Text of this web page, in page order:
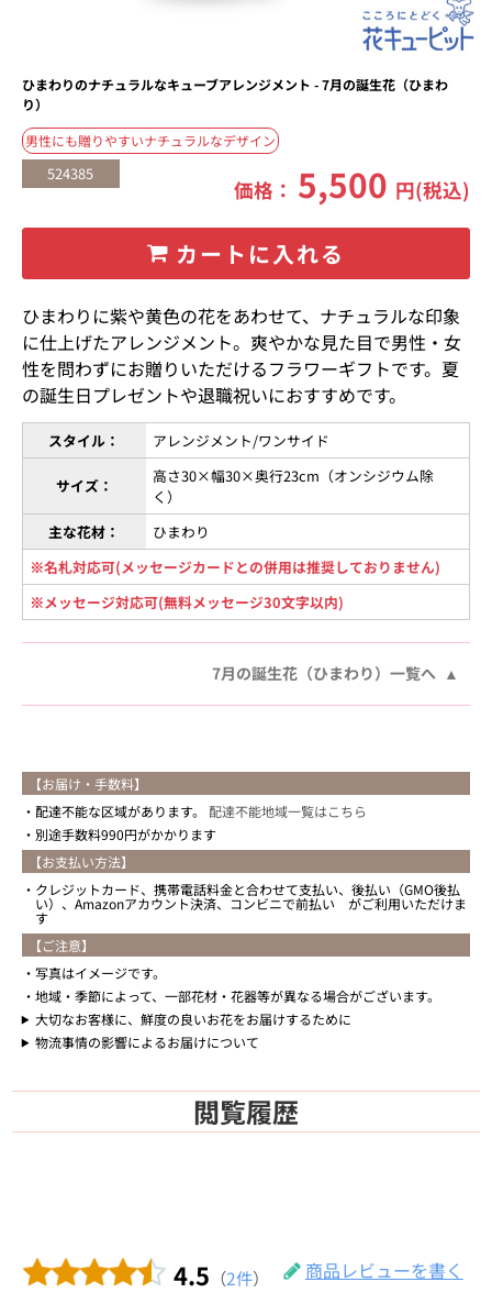
ひまわりのナチュラルなキューブアレンジメント - 7月の誕生花（ひまわ
り）
男性にも贈りやすいナチュラルなデザイン
524385
価格： 5,500 円(税込)
カートに入れる
ひまわりに紫や黄色の花をあわせて、ナチュラルな印象
に仕上げたアレンジメント。爽やかな見た目で男性・女
性を問わずにお贈りいただけるフラワーギフトです。夏
の誕生日プレゼントや退職祝いにおすすめです。
スタイル： アレンジメント/ワンサイド
サイズ：
高さ30×幅30×奥行23cm（オンシジウム除
く）
主な花材：
ひまわり
※名札対応可(メッセージカードとの併用は推奨しておりません)
※メッセージ対応可(無料メッセージ30文字以内)
7月の誕生花（ひまわり）一覧へ
【お届け・手数料】
配達不能な区域があります。 配達不能地域一覧はこちら
別途手数料990円がかかります
【お支払い方法】
クレジットカード、携帯電話料金と合わせて支払い、後払い（GMO後払
い）、Amazonアカウント決済、コンビニで前払い がご利用いただけま
す
【ご注意】
写真はイメージです。
地域・季節によって、一部花材・花器等が異なる場合がございます。
大切なお客様に、鮮度の良いお花をお届けするために
物流事情の影響によるお届けについて
閲覧履歴
4.5 （2件）
商品レビューを書く